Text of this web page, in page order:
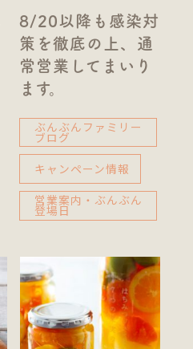
8/20以降も感染対
策を徹底の上、通
常営業してまいり
ます。
ぶんぶんファミリー
ブログ
キャンペーン情報
営業案内・ぶんぶん
登場日